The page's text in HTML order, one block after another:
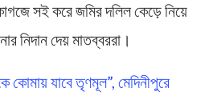
সই করে জমির দলিল কেড়ে নিয়ে
নিদান দেয় মাতব্বররা।
কোমায় যাবে তৃণমূল”, মেদিনীপুরে